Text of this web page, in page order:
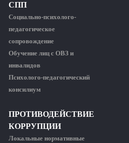
СПП
Социально-психолого-
педагогическое
сопровождение
Обучение лиц с ОВЗ и
инвалидов
Психолого-педагогический
консилиум
ПРОТИВОДЕЙСТВИЕ
КОРРУПЦИИ
Локальные нормативные